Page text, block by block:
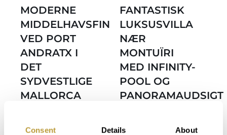
Consent Details About
MODERNE
MIDDELHAVSFINCA
VED PORT
ANDRATX I
DET
SYDVESTLIGE
MALLORCA
HAVUDSIGT
FANTASTISK
LUKSUSVILLA
NÆR
MONTUÏRI
MED INFINITY-
POOL OG
PANORAMAUDSIGT
TRAMUNTANA-